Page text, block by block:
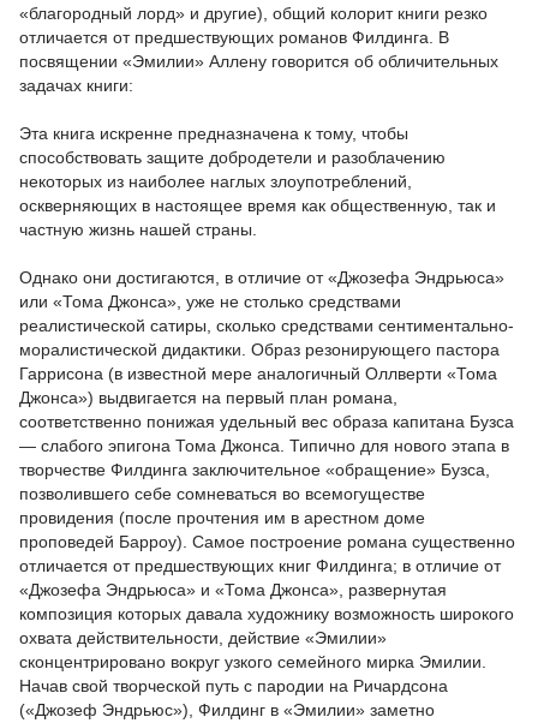
«благородный лорд» и другие), общий колорит книги резко
отличается от предшествующих романов Филдинга. В
посвящении «Эмилии» Аллену говорится об обличительных
задачах книги:
Эта книга искренне предназначена к тому, чтобы
способствовать защите добродетели и разоблачению
некоторых из наиболее наглых злоупотреблений,
оскверняющих в настоящее время как общественную, так и
частную жизнь нашей страны.
Однако они достигаются, в отличие от «Джозефа Эндрьюса»
или «Тома Джонса», уже не столько средствами
реалистической сатиры, сколько средствами сентиментально-
моралистической дидактики. Образ резонирующего пастора
Гаррисона (в известной мере аналогичный Оллверти «Тома
Джонса») выдвигается на первый план романа,
соответственно понижая удельный вес образа капитана Бузса
— слабого эпигона Тома Джонса. Типично для нового этапа в
творчестве Филдинга заключительное «обращение» Бузса,
позволившего себе сомневаться во всемогуществе
провидения (после прочтения им в арестном доме
проповедей Барроу). Самое построение романа существенно
отличается от предшествующих книг Филдинга; в отличие от
«Джозефа Эндрьюса» и «Тома Джонса», развернутая
композиция которых давала художнику возможность широкого
охвата действительности, действие «Эмилии»
сконцентрировано вокруг узкого семейного мирка Эмилии.
Начав свой творческой путь с пародии на Ричардсона
(«Джозеф Эндрьюс»), Филдинг в «Эмилии» заметно